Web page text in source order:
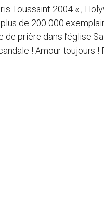
Toussaint 2004 « ,
de 200 000
prière dans l’église
! Amour toujours !